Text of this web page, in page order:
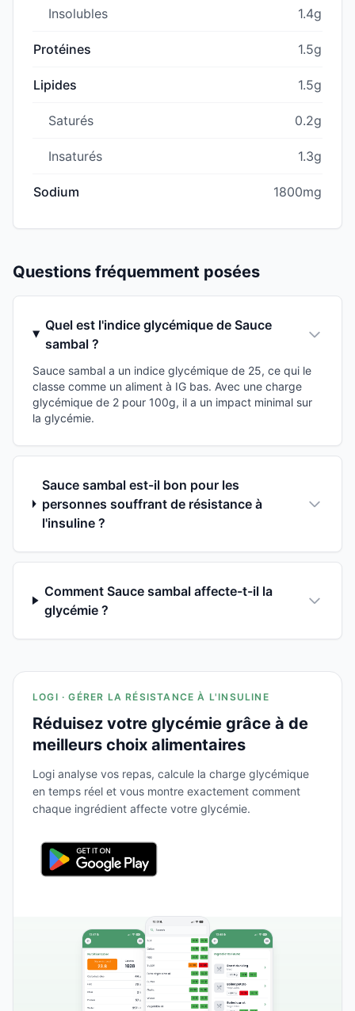
Insolubles 1.4g
Protéines 1.5g
Lipides 1.5g
Saturés 0.2g
Insaturés 1.3g
Sodium 1800mg
Questions fréquemment posées
Quel est l'indice glycémique de Sauce
sambal ?
Sauce sambal a un indice glycémique de 25, ce qui le
classe comme un aliment à IG bas. Avec une charge
glycémique de 2 pour 100g, il a un impact minimal sur
la glycémie.
Sauce sambal est-il bon pour les
personnes souffrant de résistance à
l'insuline ?
Comment Sauce sambal affecte-t-il la
glycémie ?
LOGI · GÉRER LA RÉSISTANCE À L'INSULINE
Réduisez votre glycémie grâce à de
meilleurs choix alimentaires
Logi analyse vos repas, calcule la charge glycémique
en temps réel et vous montre exactement comment
chaque ingrédient affecte votre glycémie.